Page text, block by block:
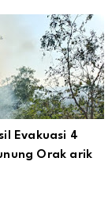
Evakuasi 4
Orak arik